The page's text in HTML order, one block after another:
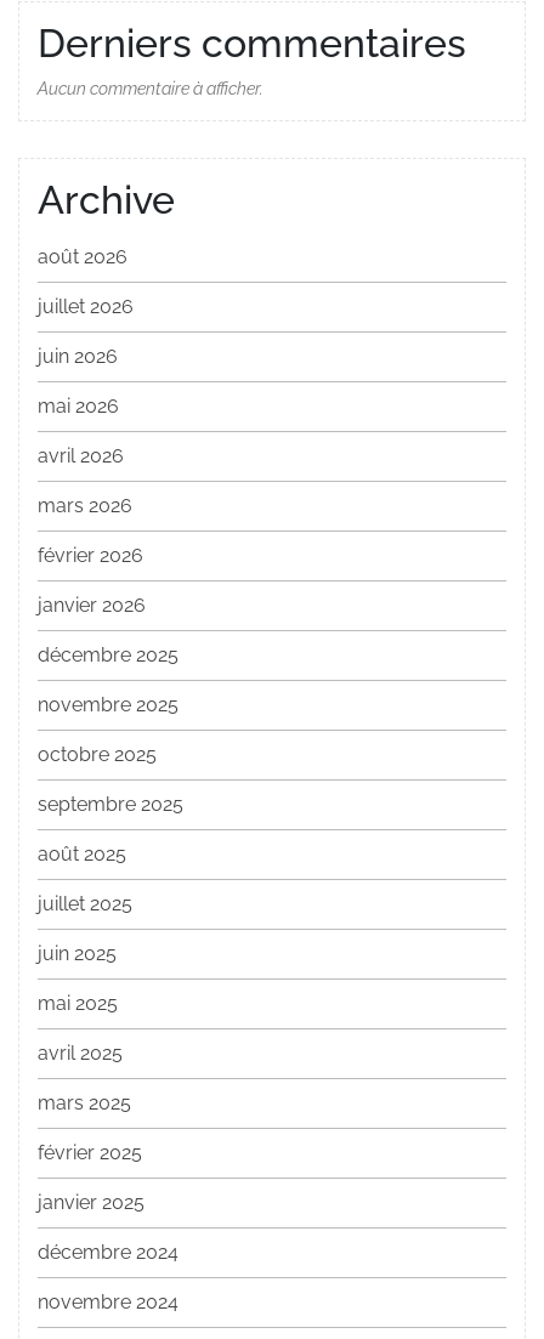
Derniers commentaires
Aucun commentaire à afficher.
Archive
août 2026
juillet 2026
juin 2026
mai 2026
avril 2026
mars 2026
février 2026
janvier 2026
décembre 2025
novembre 2025
octobre 2025
septembre 2025
août 2025
juillet 2025
juin 2025
mai 2025
avril 2025
mars 2025
février 2025
janvier 2025
décembre 2024
novembre 2024